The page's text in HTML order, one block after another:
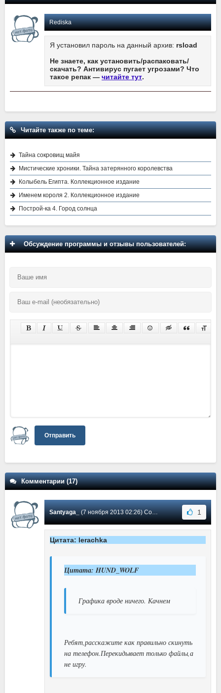
Rediska
Я установил пароль на данный архив: rsload
Не знаете, как установить/распаковать/
скачать? Антивирус пугает угрозами? Что
такое репак — читайте тут.
Читайте также по теме:
Тайна сокровищ майя
Мистические хроники. Тайна затерянного королевства
Колыбель Египта. Коллекционное издание
Именем короля 2. Коллекционное издание
Построй-ка 4. Город солнца
Обсуждение программы и отзывы пользователей:
Отправить
Комментарии (17)
Santyaga_(7 ноября 2013 02:26) Сообщение #17 1
Цитата: lerachka
Цитата: HUND_WOLF
Графика вроде ничего. Качнем
Ребят,расскажите как правильно скинуть
на телефон.Перекидывает только файлы,а
не игру.